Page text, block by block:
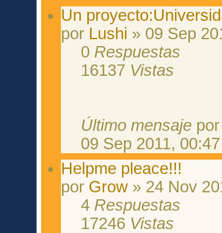
Un
por Lushi » 09 Sep
0 Respuestas
16137 Vistas
Último mensaje
09 Sep 2011, 00:47
Helpme pleace!!!
por Grow » 24 Nov
4 Respuestas
17246 Vistas